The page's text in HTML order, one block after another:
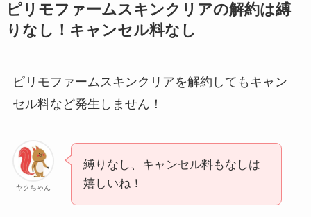
ミュゼプラチナムの
解約方法まとめ！契
ベストタイミングを
詳しく解説！
ピリモファームスキンクリアの解約は縛
りなし！キャンセル料なし
ピリモファームスキンクリアを解約してもキャン
セル料など発生しません！
ヤクちゃん
縛りなし、キャンセル料もなしは
嬉しいね！